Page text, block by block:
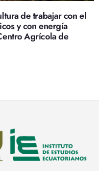
de trabajar con el
y con energía
Agrícola de